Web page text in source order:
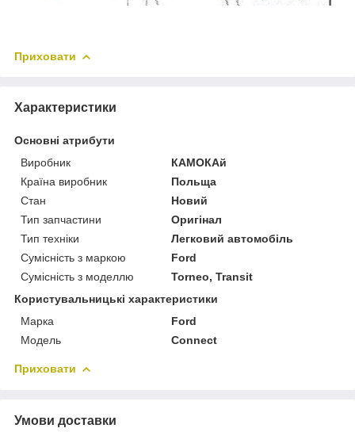
Приховати
Характеристики
Основні атрибути
Виробник
КАМОКАй
Країна виробник
Польща
Стан
Новий
Тип запчастини
Оригінал
Тип техніки
Легковий автомобіль
Сумісність з маркою
Ford
Сумісність з моделлю
Torneo, Transit
Користувальницькі характеристики
Марка
Ford
Модель
Connect
Приховати
Умови доставки